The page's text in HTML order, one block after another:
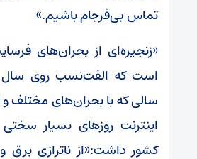
تماس بی‌فرجام باشیم.»
«زنجیره‌ای از بحران‌های
سالی که با بحران‌های مختلف
اینترنت روزهای بسیار سختی
کشور داشت:«از ناترازی برق